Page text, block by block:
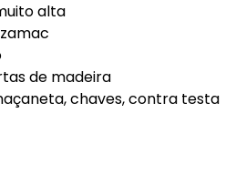
alta
de madeira
chaves, contra testa